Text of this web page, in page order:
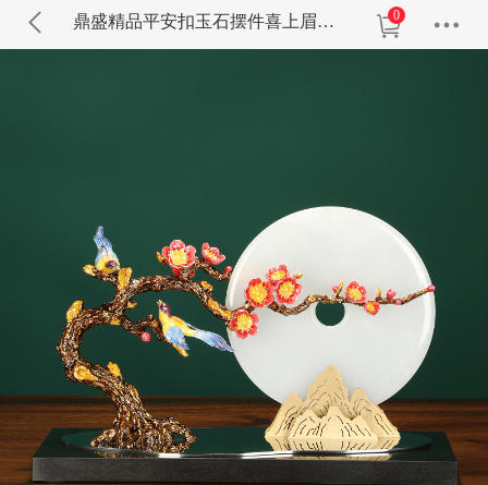
鼎盛精品平安扣玉石摆件喜上眉梢乔迁开业礼品客厅办公室装饰 0